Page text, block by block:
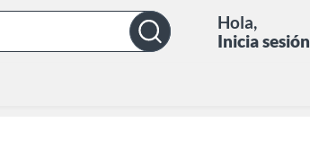
Hola,
Inicia sesión